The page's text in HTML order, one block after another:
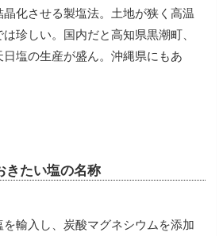
化させる製塩法。土地が狭く高温
珍しい。国内だと高知県黒潮町、
塩の生産が盛ん。沖縄県にもあ
きたい塩の名称
を輸入し、炭酸マグネシウムを添加